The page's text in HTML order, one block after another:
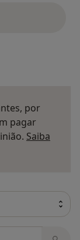
por
pagar
Saiba